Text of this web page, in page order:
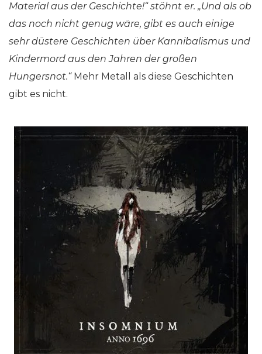
Material aus der Geschichte!“ stöhnt er. „Und als ob
das noch nicht genug wäre, gibt es auch einige
sehr düstere Geschichten über Kannibalismus und
Kindermord aus den Jahren der großen
Hungersnot.“Mehr Metall als diese Geschichten
gibt es nicht.